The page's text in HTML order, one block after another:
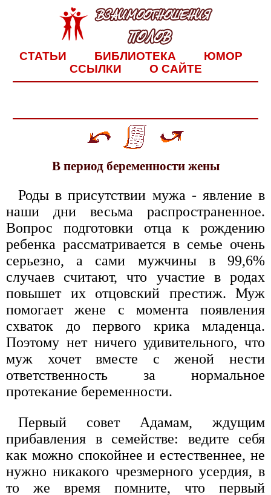
СТАТЬИ БИБЛИОТЕКА
ЮМОР
ССЫЛКИ
О САЙТЕ
В период беременности жены
Роды в присутствии мужа - явление в
наши дни весьма распространенное.
Вопрос подготовки отца к рождению
ребенка рассматривается в семье очень
серьезно, а сами мужчины в 99,6%
случаев считают, что участие в родах
повышет их отцовский престиж. Муж
помогает жене с момента появления
схваток до первого крика младенца.
Поэтому нет ничего удивительного, что
муж хочет вместе с женой нести
ответственность за нормальное
протекание беременности.
Первый совет Адамам, ждущим
прибавления в семействе: ведите себя
как можно спокойнее и естественнее, не
нужно никакого чрезмерного усердия, в
то же время помните, что первый